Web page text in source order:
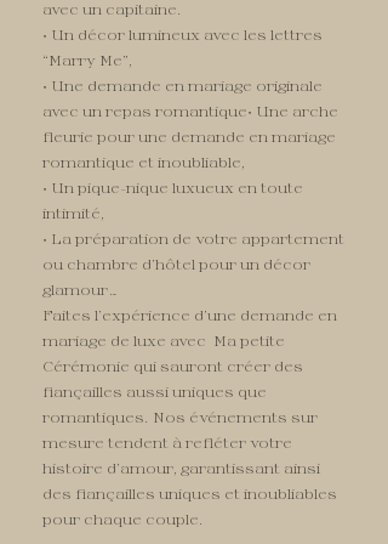
avec un capitaine.
• Un décor lumineux avec les lettres
“Marry Me”,
• Une demande en mariage originale
avec un repas romantique• Une arche
fleurie pour une demande en mariage
romantique et inoubliable,
• Un pique-nique luxueux en toute
intimité,
• La préparation de votre appartement
ou chambre d’hôtel pour un décor
glamour…
Faites l’expérience d’une demande en
mariage de luxe avec Ma petite
Cérémonie qui sauront créer des
fiançailles aussi uniques que
romantiques. Nos événements sur
mesure tendent à refléter votre
histoire d’amour, garantissant ainsi
des fiançailles uniques et inoubliables
pour chaque couple.